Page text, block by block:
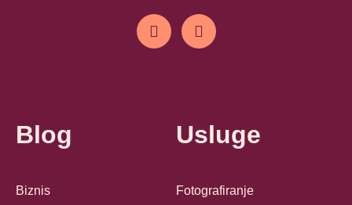
Blog
Biznis
Usluge
Fotografiranje